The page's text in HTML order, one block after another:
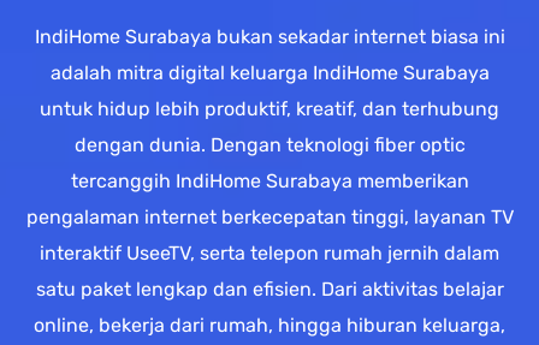
IndiHome Surabaya bukan sekadar internet biasa ini
adalah mitra digital keluarga IndiHome Surabaya
untuk hidup lebih produktif, kreatif, dan terhubung
dengan dunia. Dengan teknologi fiber optic
tercanggih IndiHome Surabaya memberikan
pengalaman internet berkecepatan tinggi, layanan TV
interaktif UseeTV, serta telepon rumah jernih dalam
satu paket lengkap dan efisien. Dari aktivitas belajar
online, bekerja dari rumah, hingga hiburan keluarga,